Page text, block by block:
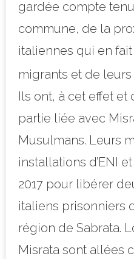
gardée compte
commune, de la
italiennes qui en
migrants et de
Ils ont, à cet effet et
partie liée avec
Musulmans. Leurs
installations d’ENI
2017 pour libérer
italiens prisonniers
région de Sabrata.
Misrata sont allées